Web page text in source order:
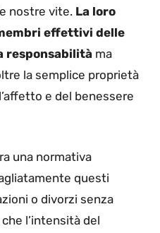
nostre vite. La loro
effettivi delle
responsabilità ma
la semplice proprietà
e del benessere
una normativa
questi
o divorzi senza
l’intensità del